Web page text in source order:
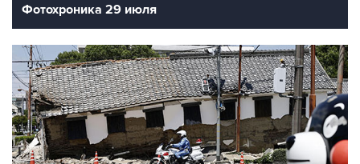
Фотохроника 29 июля